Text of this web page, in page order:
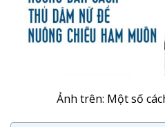
Ảnh trên: Một số